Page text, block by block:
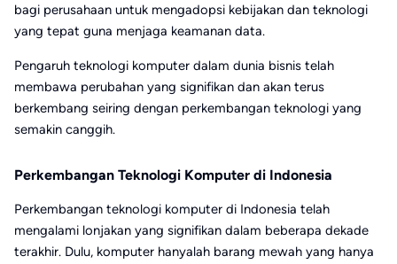
bagi perusahaan untuk mengadopsi kebijakan dan teknologi
yang tepat guna menjaga keamanan data.
Pengaruh teknologi komputer dalam dunia bisnis telah
membawa perubahan yang signifikan dan akan terus
berkembang seiring dengan perkembangan teknologi yang
semakin canggih.
Perkembangan Teknologi Komputer di Indonesia
Perkembangan teknologi komputer di Indonesia telah
mengalami lonjakan yang signifikan dalam beberapa dekade
terakhir. Dulu, komputer hanyalah barang mewah yang hanya